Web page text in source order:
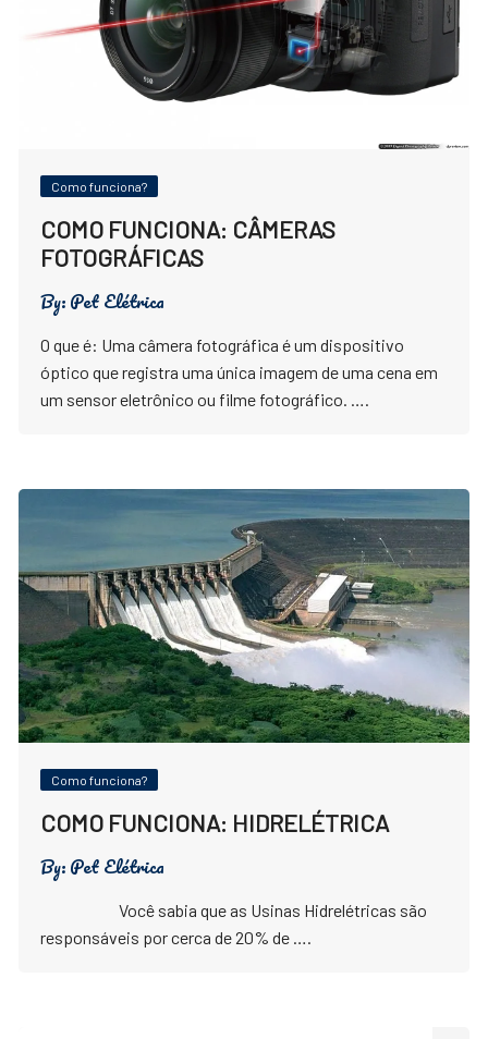
Como funciona?
COMO FUNCIONA: CÂMERAS
FOTOGRÁFICAS
By:Pet Elétrica
O que é: Uma câmera fotográfica é um dispositivo
óptico que registra uma única imagem de uma cena em
um sensor eletrônico ou filme fotográfico. ….
Como funciona?
COMO FUNCIONA: HIDRELÉTRICA
By:Pet Elétrica
Você sabia que as Usinas Hidrelétricas são
responsáveis por cerca de 20% de ….